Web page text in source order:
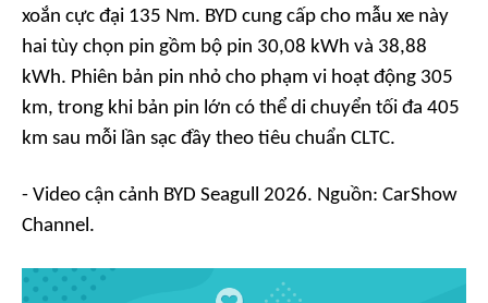
xoắn cực đại 135 Nm. BYD cung cấp cho mẫu xe này
hai tùy chọn pin gồm bộ pin 30,08 kWh và 38,88
kWh. Phiên bản pin nhỏ cho phạm vi hoạt động 305
km, trong khi bản pin lớn có thể di chuyển tối đa 405
km sau mỗi lần sạc đầy theo tiêu chuẩn CLTC.
- Video cận cảnh BYD Seagull 2026. Nguồn: CarShow
Channel.